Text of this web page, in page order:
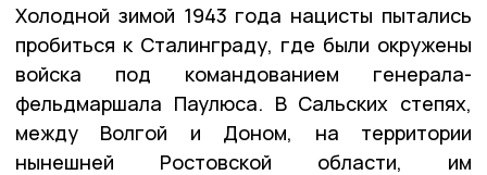
Холодной зимой 1943 года нацисты пытались
пробиться к Сталинграду, где были окружены
войска под командованием генерала-
фельдмаршала Паулюса. В Сальских степях,
между Волгой и Доном, на территории
нынешней Ростовской области, им